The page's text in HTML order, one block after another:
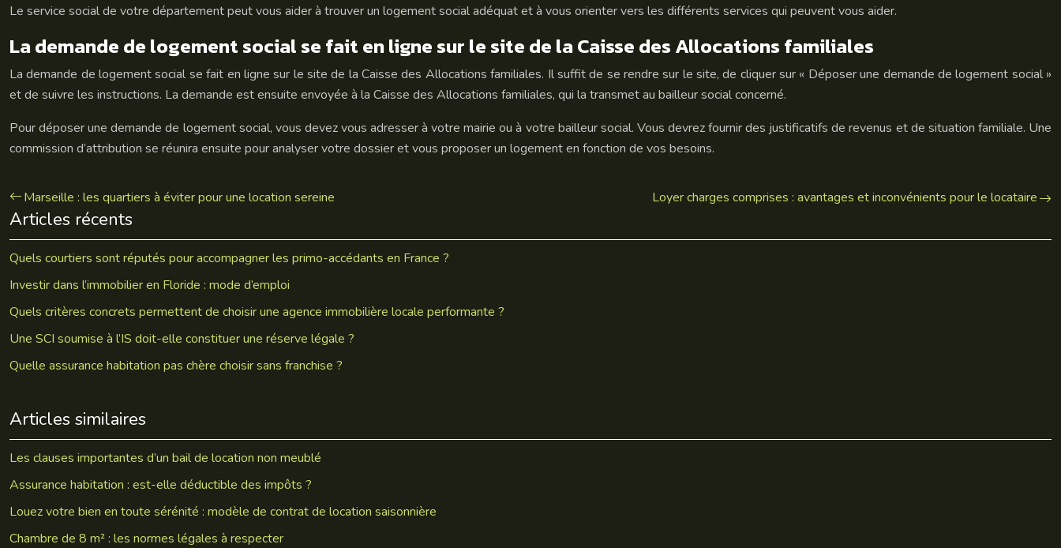
Le service social de votre département peut vous aider à trouver un logement social adéquat et à vous orienter vers les différents services qui peuvent vous aider.
La demande de logement social se fait en ligne sur le site de la Caisse des Allocations familiales
La demande de logement social se fait en ligne sur le site de la Caisse des Allocations familiales. Il suffit de se rendre sur le site, de cliquer sur « Déposer une demande de logement social »
et de suivre les instructions. La demande est ensuite envoyée à la Caisse des Allocations familiales, qui la transmet au bailleur social concerné.
Pour déposer une demande de logement social, vous devez vous adresser à votre mairie ou à votre bailleur social. Vous devrez fournir des justificatifs de revenus et de situation familiale. Une
commission d’attribution se réunira ensuite pour analyser votre dossier et vous proposer un logement en fonction de vos besoins.
Marseille : les quartiers à éviter pour une location sereine Loyer charges comprises : avantages et inconvénients pour le locataire
Articles récents
Quels courtiers sont réputés pour accompagner les primo-accédants en France ?
Investir dans l’immobilier en Floride : mode d’emploi
Quels critères concrets permettent de choisir une agence immobilière locale performante ?
Une SCI soumise à l’IS doit-elle constituer une réserve légale ?
Quelle assurance habitation pas chère choisir sans franchise ?
Articles similaires
Les clauses importantes d’un bail de location non meublé
Assurance habitation : est-elle déductible des impôts ?
Louez votre bien en toute sérénité : modèle de contrat de location saisonnière
Chambre de 8 m² : les normes légales à respecter